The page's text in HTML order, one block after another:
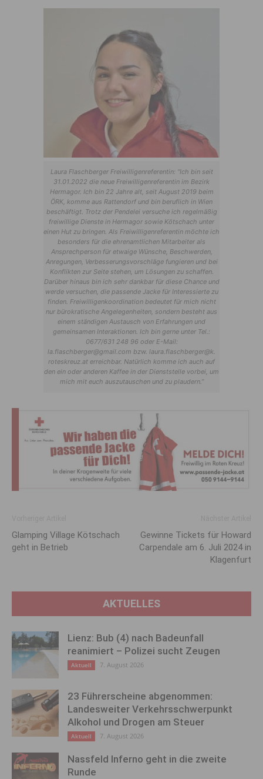
Laura Flaschberger Freiwilligenreferentin: “Ich bin seit
31.01.2022 die neue Freiwilligenreferentin im Bezirk
Hermagor. Ich bin 22 Jahre alt, seit August 2019 beim
ÖRK, komme aus Rattendorf und bin beruflich in Wien
beschäftigt. Trotz der Pendelei versuche ich regelmäßig
freiwillige Dienste in Hermagor sowie Kötschach unter
einen Hut zu bringen. Als Freiwilligenreferentin möchte ich
besonders für die ehrenamtlichen Mitarbeiter als
Ansprechperson für etwaige Wünsche, Beschwerden,
Anregungen, Verbesserungsvorschläge fungieren und bei
Konflikten zur Seite stehen, um Lösungen zu schaffen.
Darüber hinaus bin ich sehr dankbar für diese Chance und
werde versuchen, die passende Jacke für Interessierte zu
finden. Freiwilligenkoordination bedeutet für mich nicht
nur bürokratische Angelegenheiten, sondern besteht aus
einem ständigen Austausch von Erfahrungen und
gemeinsamen Interaktionen. Ich bin gerne unter Tel.:
0677/631 248 96 oder E-Mail:
la.flaschberger@gmail.com bzw. laura.flaschberger@k.
roteskreuz.at erreichbar. Natürlich komme ich auch auf
den ein oder anderen Kaffee in der Dienststelle vorbei, um
mich mit euch auszutauschen und zu plaudern.”
Glamping Village Kötschach
geht in Betrieb
Gewinne Tickets für Howard
Carpendale am 6. Juli 2024 in
Klagenfurt
AKTUELLES
Lienz: Bub (4) nach Badeunfall
reanimiert – Polizei sucht Zeugen
Aktuell 7. August 2026
23 Führerscheine abgenommen:
Landesweiter Verkehrsschwerpunkt
Alkohol und Drogen am Steuer
Aktuell 7. August 2026
Nassfeld Inferno geht in die zweite
Runde